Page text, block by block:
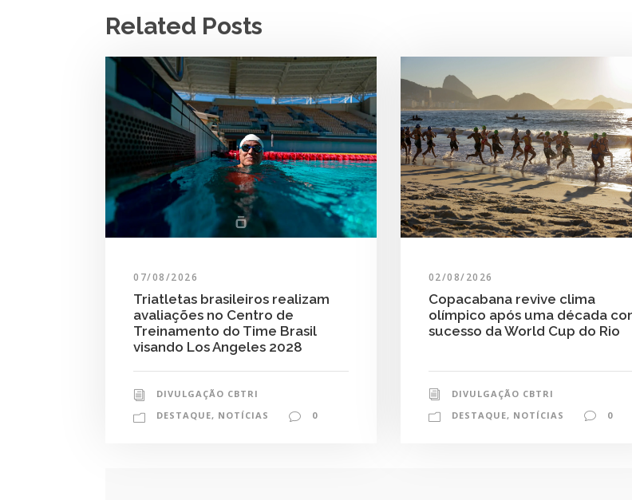
Related Posts
07/08/2026
Triatletas brasileiros realizam
avaliações no Centro de
Treinamento do Time Brasil
visando Los Angeles 2028
DIVULGAÇÃO CBTRI
DESTAQUE, NOTÍCIAS 0
02/08/2026
Copacabana revive clima
olímpico após uma década
sucesso da World Cup do Rio
DIVULGAÇÃO CBTRI
DESTAQUE, NOTÍCIAS 0